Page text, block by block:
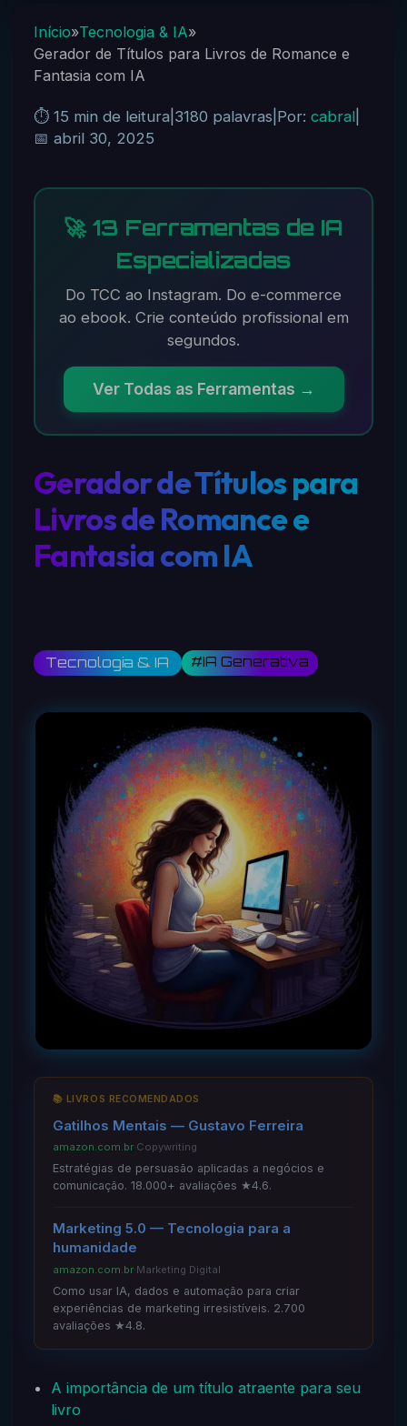
Início»Tecnologia & IA»
Gerador de Títulos para Livros de Romance e
Fantasia com IA
⏱️ 15 min de leitura 3180 palavras Por: cabral|
📅 abril 30, 2025
🚀 13 Ferramentas de IA
Especializadas
Do TCC ao Instagram. Do e-commerce
ao ebook. Crie conteúdo profissional em
segundos.
Ver Todas as Ferramentas →
Gerador de Títulos para
Livros de Romance e
Fantasia com IA
Tecnologia & IA #IA Generativa
📚 LIVROS RECOMENDADOS
Gatilhos Mentais — Gustavo Ferreira
amazon.com.br·Copywriting
Estratégias de persuasão aplicadas a negócios e
comunicação. 18.000+ avaliações ★4.6.
Marketing 5.0 — Tecnologia para a
humanidade
amazon.com.br·Marketing Digital
Como usar IA, dados e automação para criar
experiências de marketing irresistíveis. 2.700
avaliações ★4.8.
A importância de um título atraente para seu
livro